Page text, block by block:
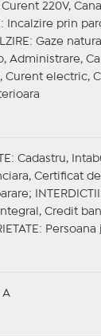
Curent 220V,
: Incalzire prin
: Gaze
Administrare,
Curent electric,
: Cadastru,
Certificat
INTERDICTII
Credit
: Persoana
A